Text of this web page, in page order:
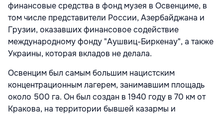
финансовые средства в фонд музея в Освенциме, в
том числе представители России, Азербайджана и
Грузии, оказавших финансовое содействие
международному фонду "Аушвиц-Биркенау", а также
Украины, которая вкладов не делала.
Освенцим был самым большим нацистским
концентрационным лагерем, занимавшим площадь
около 500 га. Он был создан в 1940 году в 70 км от
Кракова, на территории бывшей казармы и